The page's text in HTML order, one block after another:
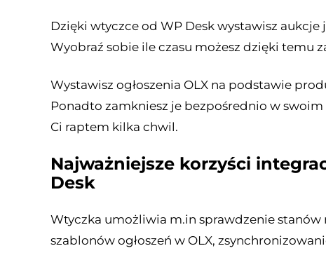
Dzięki wtyczce od WP Desk wystawisz
Wyobraź sobie ile czasu możesz dzięki temu
Wystawisz ogłoszenia OLX na podstawie
Ponadto zamkniesz je bezpośrednio w
Ci raptem kilka chwil.
Najważniejsze korzyści
Desk
Wtyczka umożliwia m.in sprawdzenie
szablonów ogłoszeń w OLX,